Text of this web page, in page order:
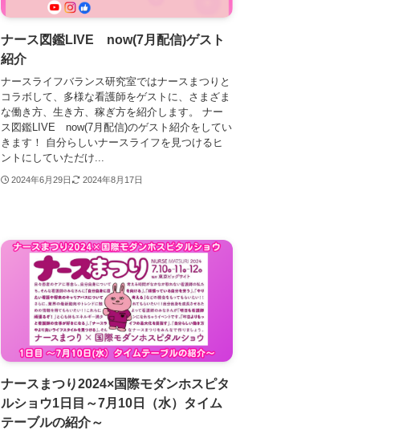
ナース図鑑LIVE now(7月配信)ゲスト
紹介
ナースライフバランス研究室ではナースまつりと
コラボして、多様な看護師をゲストに、さまざま
な働き方、生き方、稼ぎ方を紹介します。 ナー
ス図鑑LIVE now(7月配信)のゲスト紹介をしてい
きます！ 自分らしいナースライフを見つけるヒ
ントにしていただけ...
2024年6月29日 2024年8月17日
ナースまつり2024×国際モダンホスピタ
ルショウ1日目～7月10日（水）タイム
テーブルの紹介～